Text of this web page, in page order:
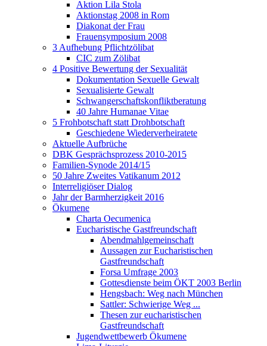
Aktion Lila Stola
Aktionstag 2008 in Rom
Diakonat der Frau
Frauensymposium 2008
3 Aufhebung Pflichtzölibat
CIC zum Zölibat
4 Positive Bewertung der Sexualität
Dokumentation Sexuelle Gewalt
Sexualisierte Gewalt
Schwangerschaftskonfliktberatung
40 Jahre Humanae Vitae
5 Frohbotschaft statt Drohbotschaft
Geschiedene Wiederverheiratete
Aktuelle Aufbrüche
DBK Gesprächsprozess 2010-2015
Familien-Synode 2014/15
50 Jahre Zweites Vatikanum 2012
Interreligiöser Dialog
Jahr der Barmherzigkeit 2016
Ökumene
Charta Oecumenica
Eucharistische Gastfreundschaft
Abendmahlgemeinschaft
Aussagen zur Eucharistischen
Gastfreundschaft
Forsa Umfrage 2003
Gottesdienste beim ÖKT 2003 Berlin
Hengsbach: Weg nach München
Sattler: Schwierige Weg ...
Thesen zur eucharistischen
Gastfreundschaft
Jugendwettbewerb Ökumene